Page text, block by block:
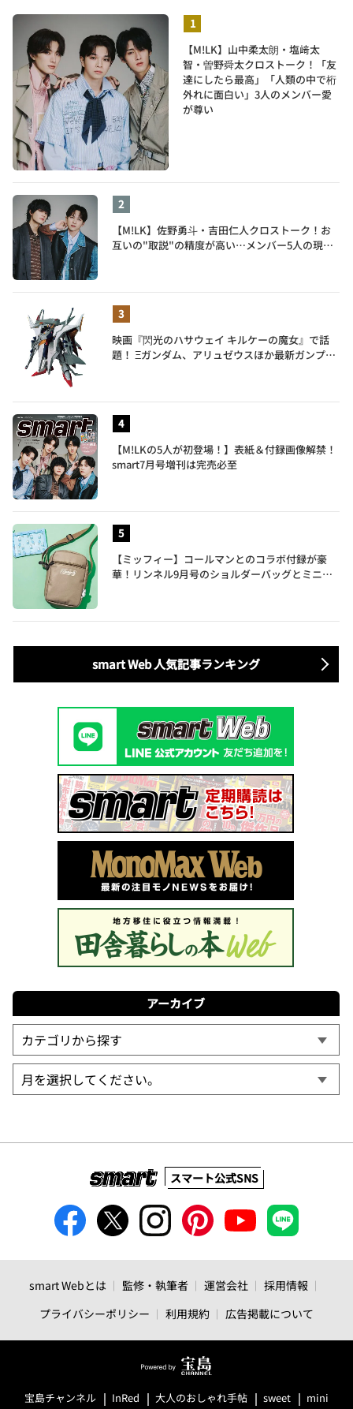
【M!LK】山中柔太朗・塩﨑太
智・曽野舜太クロストーク！「友
達にしたら最高」「人類の中で桁
外れに面白い」3人のメンバー愛
が尊い
【M!LK】佐野勇斗・吉田仁人クロストーク！お
互いの"取説"の精度が高い…メンバー5人の現在
映画『閃光のハサウェイ キルケーの魔女』で話
題！ Ξガンダム、アリュゼウスほか最新ガンプラ
【M!LKの5人が初登場！】表紙＆付録画像解禁！
smart7月号増刊は完売必至
【ミッフィー】コールマンとのコラボ付録が豪
華！リンネル9月号のショルダーバッグとミニリ
smart Web 人気記事ランキング
アーカイブ
スマート公式SNS
smart Webとは 監修・執筆者 運営会社
採用情報
プライバシーポリシー
利用規約 広告掲載について
宝島チャンネル InRed 大人のおしゃれ手帖 sweet mini